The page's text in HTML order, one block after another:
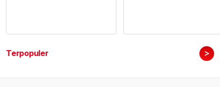
Terpopuler >